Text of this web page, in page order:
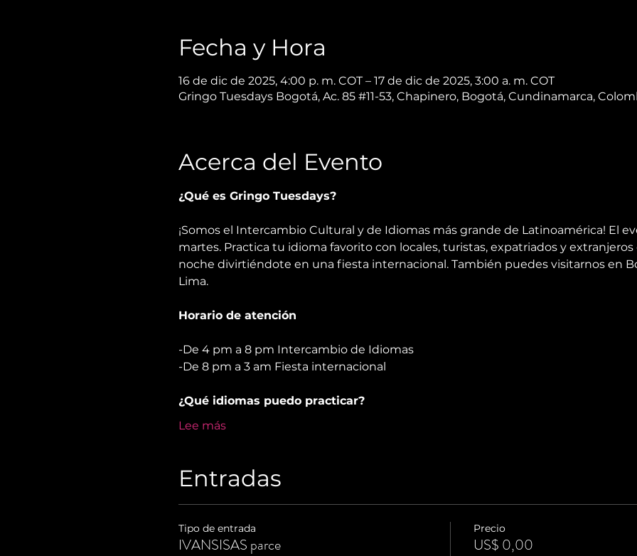
Fecha y Hora
16 de dic de 2025, 4:00 p. m. COT – 17 de dic de 2025, 3:00 a. m. COT
Gringo Tuesdays Bogotá, Ac. 85 #11-53, Chapinero, Bogotá, Cundinamarca,
Acerca del Evento
¿Qué es Gringo Tuesdays?
¡Somos el Intercambio Cultural y de Idiomas más grande de Latinoamérica! El
martes. Practica tu idioma favorito con locales, turistas, expatriados y
noche divirtiéndote en una fiesta internacional. También puedes visitarnos en
Lima.
Horario de atención
-De 4 pm a 8 pm Intercambio de Idiomas
-De 8 pm a 3 am Fiesta internacional
¿Qué idiomas puedo practicar?
Lee más
Entradas
Tipo de entrada
IVANSISAS parce
Precio
US$ 0,00